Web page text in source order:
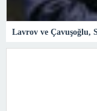
Lavrov ve Çavuşoğlu,